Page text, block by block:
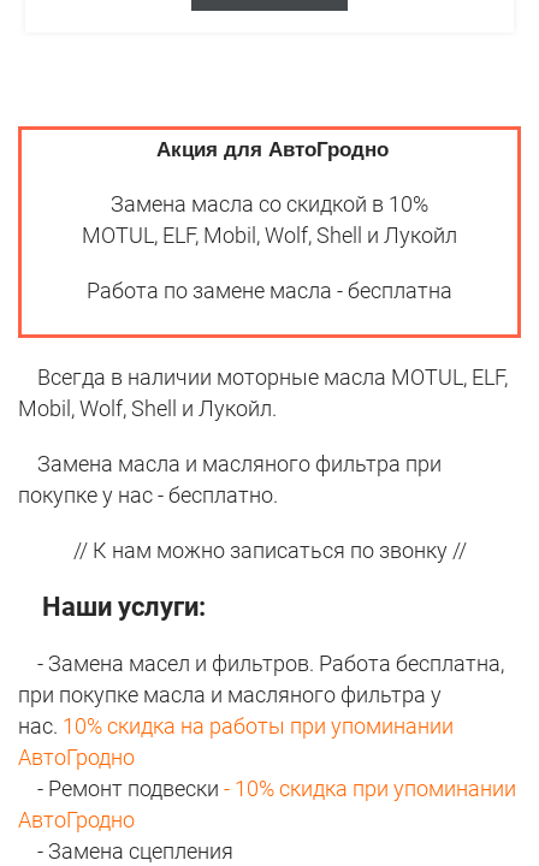
Акция для АвтоГродно
Замена масла со скидкой в 10%
MOTUL, ELF, Mobil, Wolf, Shell и Лукойл
Работа по замене масла - бесплатна
Всегда в наличии моторные масла MOTUL, ELF,
Mobil, Wolf, Shell и Лукойл.
Замена масла и масляного фильтра при
покупке у нас - бесплатно.
// К нам можно записаться по звонку //
Наши услуги:
- Замена масел и фильтров. Работа бесплатна,
при покупке масла и масляного фильтра у
нас. 10% скидка на работы при упоминании
АвтоГродно
- Ремонт подвески - 10% скидка при упоминании
АвтоГродно
- Замена сцепления